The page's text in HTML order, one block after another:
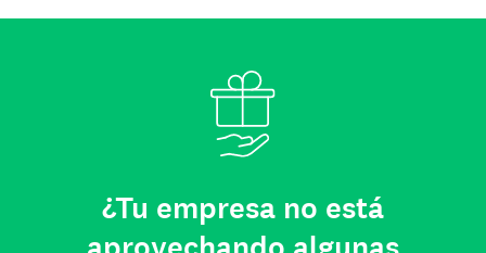
¿Tu empresa no está